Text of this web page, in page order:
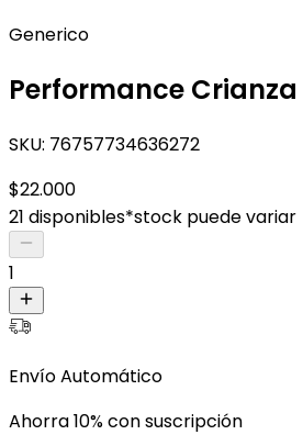
Generico
Performance Crianza
SKU: 76757734636272
$22.000
21 disponibles*stock puede variar
1
Envío Automático
Ahorra 10% con suscripción